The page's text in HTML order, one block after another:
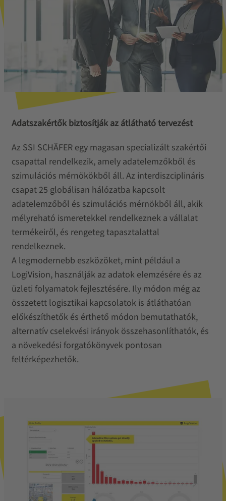
Adatszakértők biztosítják az átlátható tervezést
Az SSI SCHÄFER egy magasan specializált szakértői
csapattal rendelkezik, amely adatelemzőkből és
szimulációs mérnökökből áll. Az interdiszciplináris
csapat 25 globálisan hálózatba kapcsolt
adatelemzőből és szimulációs mérnökből áll, akik
mélyreható ismeretekkel rendelkeznek a vállalat
termékeiről, és rengeteg tapasztalattal
rendelkeznek.
A legmodernebb eszközöket, mint például a
LogiVision, használják az adatok elemzésére és az
üzleti folyamatok fejlesztésére. Ily módon még az
összetett logisztikai kapcsolatok is átláthatóan
előkészíthetők és érthető módon bemutathatók,
alternatív cselekvési irányok összehasonlíthatók, és
a növekedési forgatókönyvek pontosan
feltérképezhetők.